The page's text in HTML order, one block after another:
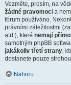
Vezměte, prosím, na
žádné pravomoci a
fórum používáno.
právními záležitostmi
atd.), které nemají
samotným phpBB
jakákoliv třetí strany,
dostanete pouze
Nahoru